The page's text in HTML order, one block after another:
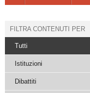
FILTRA CONTENUTI PER
Tutti
Istituzioni
Dibattiti